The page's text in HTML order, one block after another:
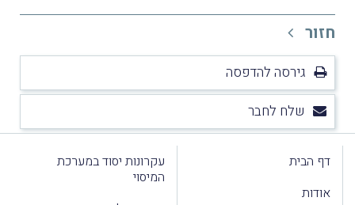
חזור
גירסה להדפסה
שלח לחבר
דף הבית
אודות
עקרונות יסוד במערכת
המיסוי